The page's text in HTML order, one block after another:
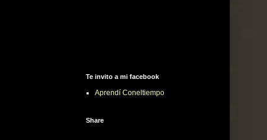
Te invito a mi facebook
Aprendí Coneltiempo
Share